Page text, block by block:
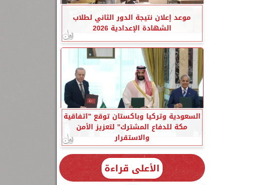
موعد إعلان نتيجة الدور الثاني لطلاب
الشهادة الإعدادية 2026
السعودية وتركيا وباكستان توقع ”اتفاقية
مكة للدفاع المشترك” لتعزيز الأمن
والاستقرار
الأعلى قراءة